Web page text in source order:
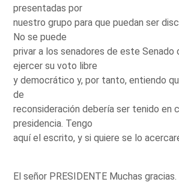
presentadas por
nuestro grupo para que puedan ser
No se puede
privar a los senadores de este Senado
ejercer su voto libre
y democrático y, por tanto, entiendo
de
reconsideración debería ser tenido en
presidencia. Tengo
aquí el escrito, y si quiere se lo
El señor PRESIDENTE Muchas